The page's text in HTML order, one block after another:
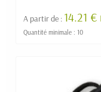
A partir de : 14.21 €
Quantité minimale : 10